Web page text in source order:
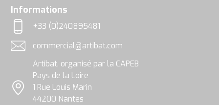
rgpd
exploitées
et
traitées
par
le
Artibat
permettre
l’envoi
Informations
Téléphone
+33 (0)240895481
Adresse email
commercial@artibat.com
Localisation
Artibat, organisé par la CAPEB
Pays de la Loire
1 Rue Louis Marin
44200 Nantes